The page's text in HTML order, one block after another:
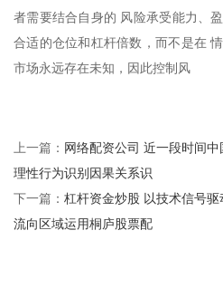
者需要结合自身的 风险承受能力、
合适的仓位和杠杆倍数，而不是在
市场永远存在未知，因此控制风
上一篇： 网络配资公司 近一段时间
理性行为识别因果关系识
下一篇： 杠杆资金炒股 以技术信号
流向区域运用桐庐股票配